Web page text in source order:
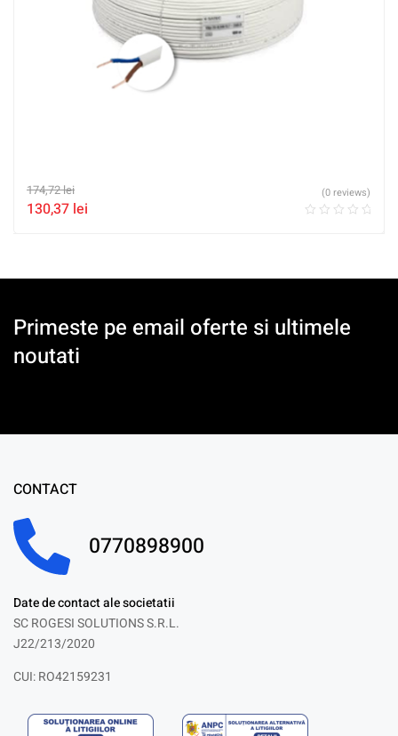
174,72lei
130,37 lei
(0 reviews)
Primeste pe email oferte si ultimele
noutati
CONTACT
0770898900
Date de contact ale societatii
SC ROGESI SOLUTIONS S.R.L.
J22/213/2020
CUI: RO42159231